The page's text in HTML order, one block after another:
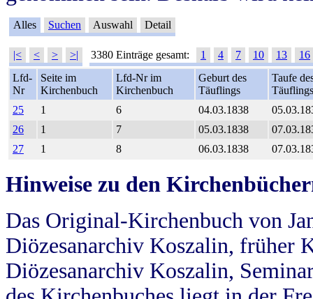
Alles Suchen Auswahl Detail
|< < > >| 3380 Einträge gesamt: 1 4 7 10 13
16
Lfd-
Nr
Seite im
Kirchenbuch
Lfd-Nr im
Kirchenbuch
Geburt des
Täuflings
Taufe
Täuflings
25
1 6 04.03.1838
26
1 7 05.03.1838
27
1 8 06.03.1838
Hinweise zu den
Das Original-Kirchenbuch von
Diözesanarchiv Koszalin, früher
Diözesanarchiv Koszalin,